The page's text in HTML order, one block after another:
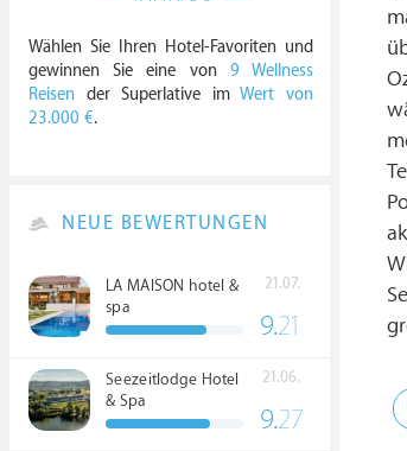
Wählen Sie Ihren Hotel-Favoriten und
gewinnen Sie eine von 9 Wellness
Reisen der Superlative imWert von
23.000 €.
NEUE BEWERTUNGEN
LA MAISON hotel &
spa
21.07.
9.21
Seezeitlodge Hotel
& Spa
21.06.
9.27